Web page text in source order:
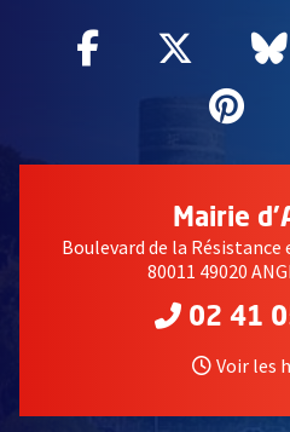
Facebook
, Ouvre une
Twitter
,
,
Mairie
Boulevard de la
80011 49020
02 41
Voir les